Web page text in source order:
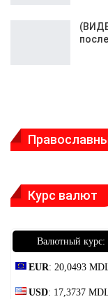
Курс валют
Bалютный курс:
EUR: 20,0493
USD: 17,3737